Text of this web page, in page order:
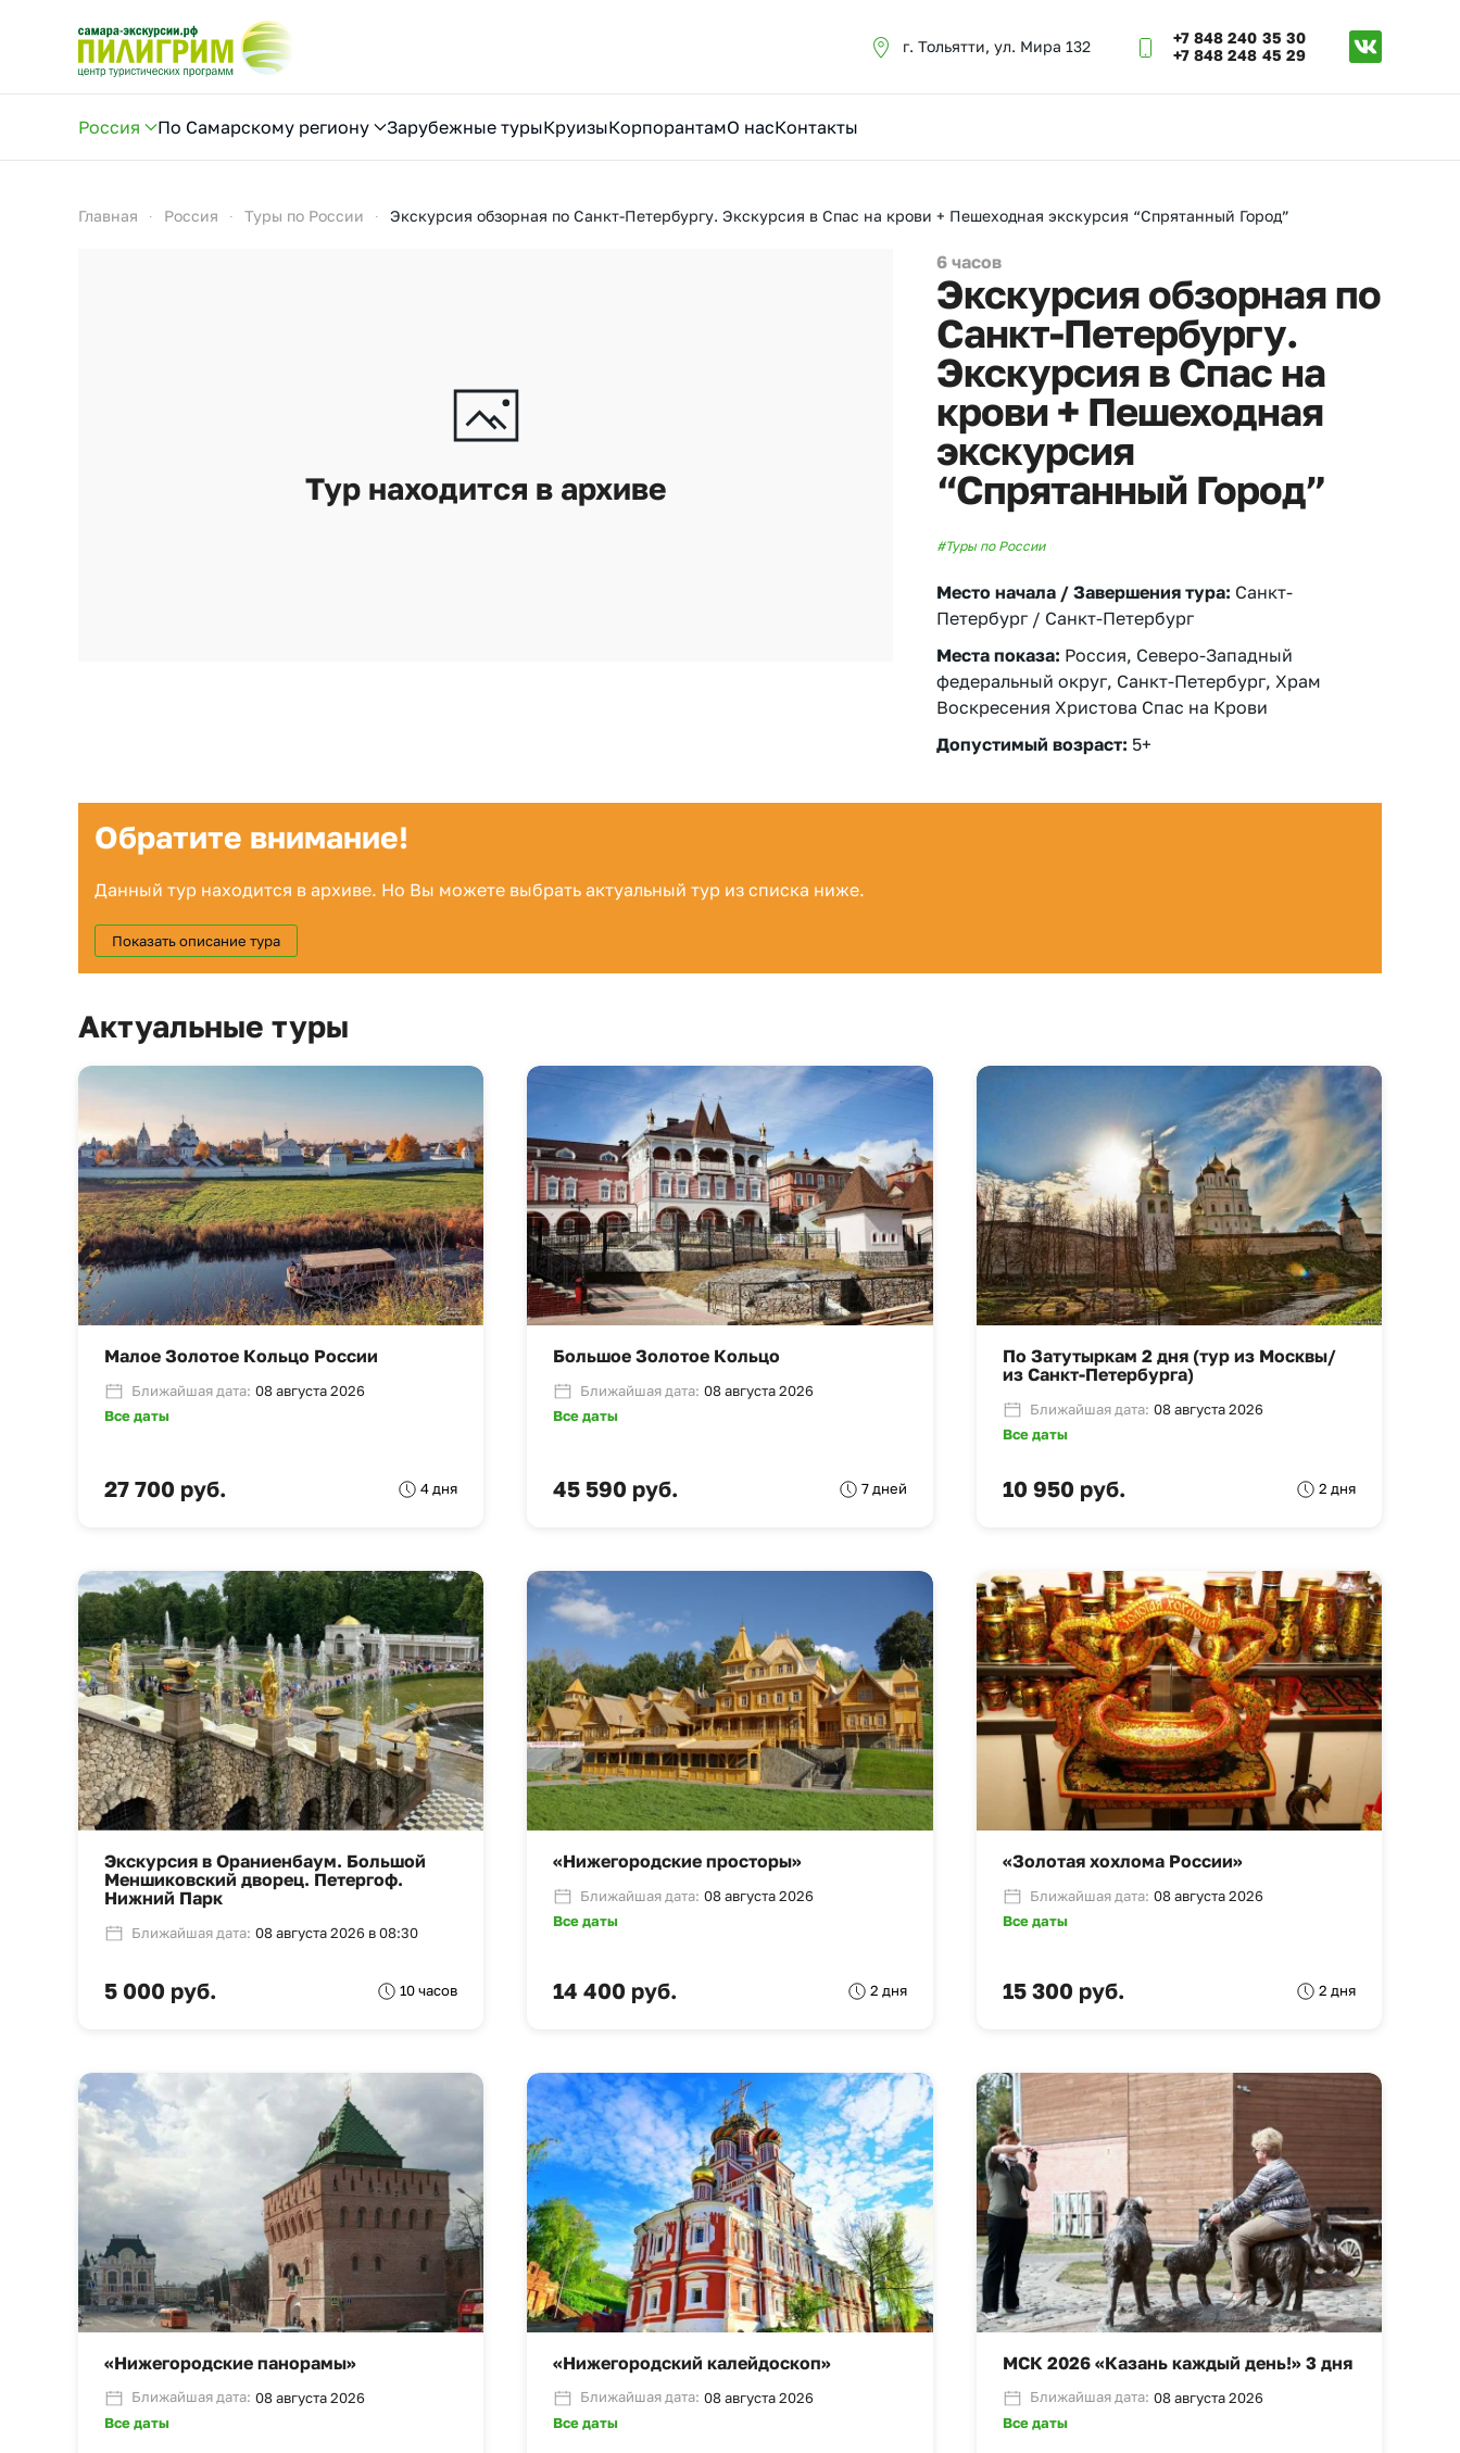
Перейти к содержимому
г. Тольятти, ул. Мира 132
+7 848 240 35 30
+7 848 248 45 29
Россия По Самарскому региону Зарубежные турыКруизыКорпорантамО насКонтакты
Главная Россия Туры по России Экскурсия обзорная по Санкт-Петербургу. Экскурсия в Спас на крови + Пешеходная экскурсия “Спрятанный Город”
Тур находится в архиве
6 часов
Экскурсия обзорная по
Санкт-Петербургу.
Экскурсия в Спас на
крови + Пешеходная
экскурсия
“Спрятанный Город”
#Туры по России
Место начала / Завершения тура: Санкт-
Петербург / Санкт-Петербург
Места показа: Россия, Северо-Западный
федеральный округ, Санкт-Петербург, Храм
Воскресения Христова Спас на Крови
Допустимый возраст: 5+
Обратите внимание!
Данный тур находится в архиве. Но Вы можете выбрать актуальный тур из списка ниже.
Показать описание тура
Актуальные туры
Малое Золотое Кольцо России
Ближайшая дата: 08 августа 2026
Все даты
27 700 руб. 4 дня
Большое Золотое Кольцо
Ближайшая дата: 08 августа 2026
Все даты
45 590 руб. 7 дней
По Затутыркам 2 дня (тур из Москвы/
из Санкт-Петербурга)
Ближайшая дата: 08 августа 2026
Все даты
10 950 руб. 2 дня
Экскурсия в Ораниенбаум. Большой
Меншиковский дворец. Петергоф.
Нижний Парк
Ближайшая дата: 08 августа 2026 в 08:30
5 000 руб. 10 часов
«Нижегородские просторы»
Ближайшая дата: 08 августа 2026
Все даты
14 400 руб. 2 дня
«Золотая хохлома России»
Ближайшая дата: 08 августа 2026
Все даты
15 300 руб. 2 дня
«Нижегородские панорамы»
Ближайшая дата: 08 августа 2026
Все даты
«Нижегородский калейдоскоп»
Ближайшая дата: 08 августа 2026
Все даты
МСК 2026 «Казань каждый день!» 3 дня
Ближайшая дата: 08 августа 2026
Все даты